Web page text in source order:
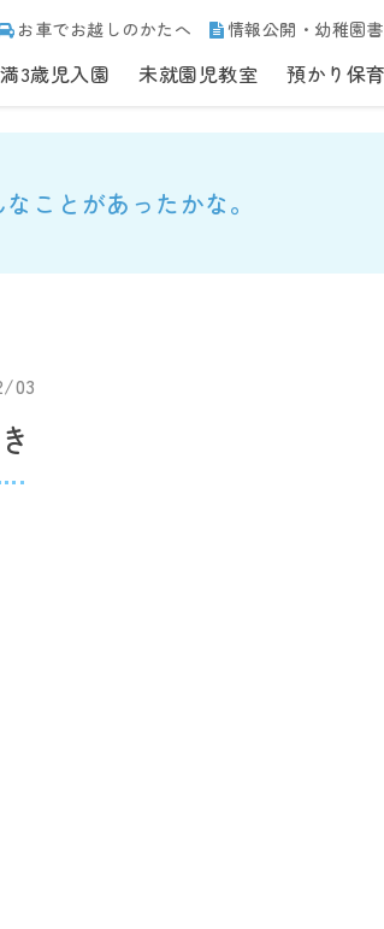
お車でお越しのかたへ 情報公開・幼稚園
満3歳児入園 未就園児教室 預かり保育
ことがあったかな。
03